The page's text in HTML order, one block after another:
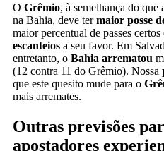
O Grêmio, à semelhança do que
na Bahia, deve termaior posse
maior percentual de passes certos
escanteios a seu favor. Em
entretanto, o Bahia arrematou
(12 contra 11 do Grêmio). Nossa
que este quesito mude para o
mais arremates.
Outras previsões
apostadores